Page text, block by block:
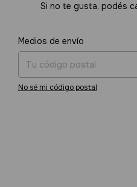
Si no te gusta, podés
Entregas para el CP:
Medios de envío
No sé mi código postal